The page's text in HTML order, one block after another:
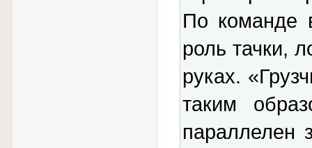
По команде
роль тачки,
руках.
таким
параллелен